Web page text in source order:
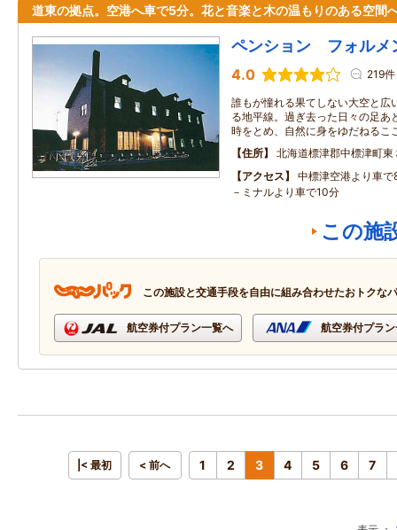
道東の拠点。空港へ車で5分。花と音楽と木の温もりのある空間
ペンション フォルメ
4.0 219件
誰もが憧れる果てしない大空と広
る地平線。過ぎ去った日々の足あ
時をとめ、自然に身をゆだねる
住所
北海道標津郡中標津町
アクセス
中標津空港より車
－ミナルより車で10分
この施
この施設と交通手段を自由に組み合わせたおトクな
航空券付プラン一覧へ 航空券付プラ
|< 最初 < 前へ 1 2 3 4 5 6 7